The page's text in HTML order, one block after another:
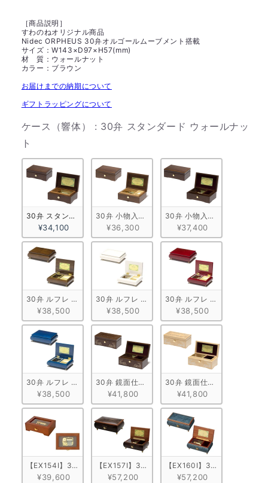
［商品説明］
すわのねオリジナル商品
Nidec ORPHEUS 30弁オルゴールムーブメント搭載
サイズ：W143×D97×H57(mm)
材 質：ウォールナット
カラー：ブラウン
お届けまでの納期について
ギフトラッピングについて
ケース（響体） : 30弁 スタンダード ウォールナッ
ト
30弁 スタンダード ウォールナット
¥34,100
30弁 小物入れ付きA ウォールナット
¥36,300
30弁 小物入れ付きB ウォー
¥37,400
30弁 ルフレ ウォールナット ブラウン
¥38,500
30弁 ルフレ メープル ホワイト
¥38,500
30弁 ルフレ メープル ワイン
¥38,500
30弁 ルフレ メープル ブルー
¥38,500
30弁 鏡面仕上げ ウォールナット
¥41,800
30弁 鏡面仕上げ メープル
¥41,800
【EX154I】30弁 ORPHEUS オンラインショップ限定！天窓BOX
¥39,600
【EX157I】30弁 ORPHEUS 突板仕上げ　ブラウ
¥57,200
【EX160I】30弁 ORPHEUS
¥57,200